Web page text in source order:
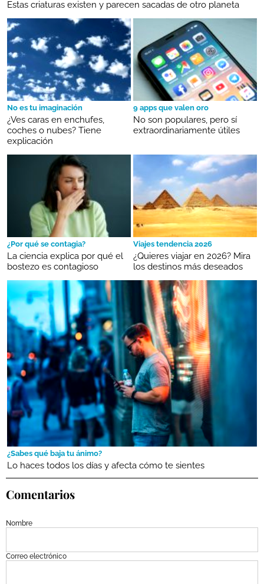
Estas criaturas existen y parecen sacadas de otro planeta
No es tu imaginación
¿Ves caras en enchufes,
coches o nubes? Tiene
explicación
9 apps que valen oro
No son populares, pero sí
extraordinariamente útiles
¿Por qué se contagia?
La ciencia explica por qué el
bostezo es contagioso
Viajes tendencia 2026
¿Quieres viajar en 2026? Mira
los destinos más deseados
¿Sabes qué baja tu ánimo?
Lo haces todos los días y afecta cómo te sientes
Comentarios
Nombre
Correo electrónico